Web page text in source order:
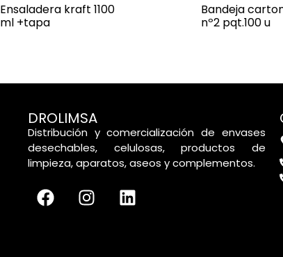
Ensaladera kraft 1100
ml +tapa
Bandeja
nº2 pqt.100 u
DROLIMSA
Distribución y comercialización de envases
desechables, celulosas, productos de
limpieza, aparatos, aseos y complementos.